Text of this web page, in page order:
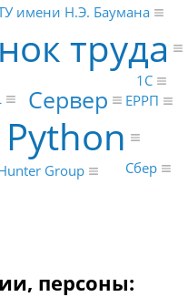
Python
труда
Сервер
ЕРРП
1С
Group Сбер
имени Н.Э. Баумана
персоны: